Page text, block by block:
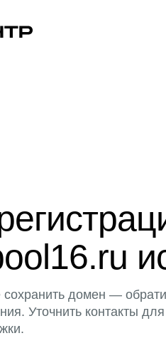
домен —
Уточнить контакты